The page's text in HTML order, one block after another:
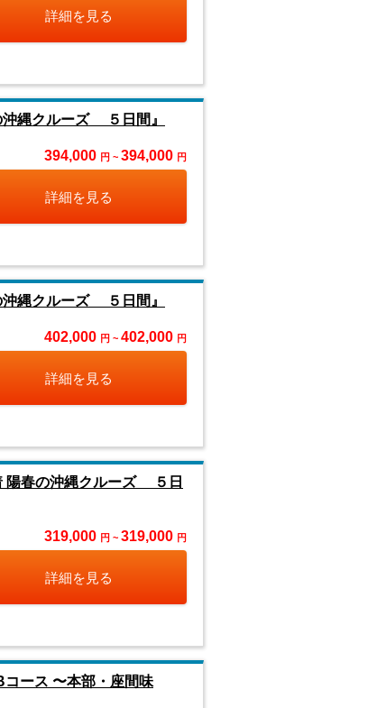
詳細を見る
沖縄クルーズ ５日間』
394,000 円 ~ 394,000 円
詳細を見る
沖縄クルーズ ５日間』
402,000 円 ~ 402,000 円
詳細を見る
陽春の沖縄クルーズ ５日
319,000 円 ~ 319,000 円
詳細を見る
コース 〜本部・座間味